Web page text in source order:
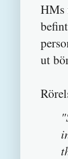
HMs
ut